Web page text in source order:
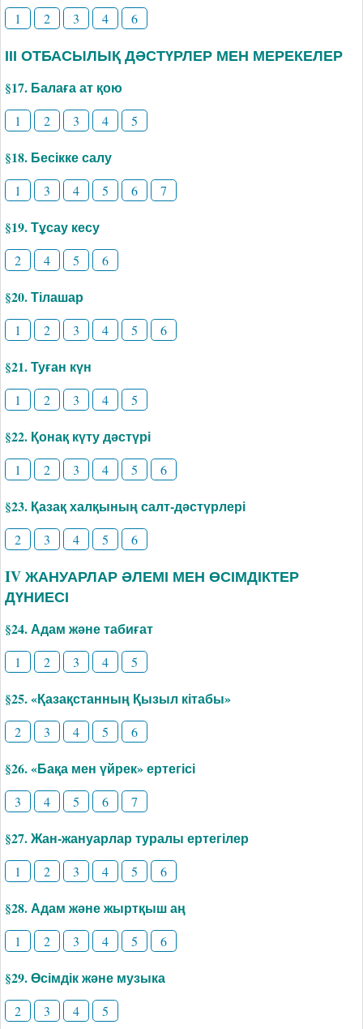
1 2 3 4 6
ІІІ ОТБАСЫЛЫҚ ДӘСТҮРЛЕР МЕН МЕРЕКЕЛЕР
§17. Балаға ат қою
1 2 3 4 5
§18. Бесікке салу
1 3 4 5 6 7
§19. Тұсау кесу
2 4 5 6
§20. Тілашар
1 2 3 4 5 6
§21. Туған күн
1 2 3 4 5
§22. Қонақ күту дәстүрі
1 2 3 4 5 6
§23. Қазақ халқының салт-дәстүрлері
2 3 4 5 6
IV ЖАНУАРЛАР ӘЛЕМІ МЕН ӨСІМДІКТЕР
ДҮНИЕСІ
§24. Адам және табиғат
1 2 3 4 5
§25. «Қазақстанның Қызыл кітабы»
2 3 4 5 6
§26. «Бақа мен үйрек» ертегісі
3 4 5 6 7
§27. Жан-жануарлар туралы ертегілер
1 2 3 4 5 6
§28. Адам және жыртқыш аң
1 2 3 4 5 6
§29. Өсімдік және музыка
2 3 4 5